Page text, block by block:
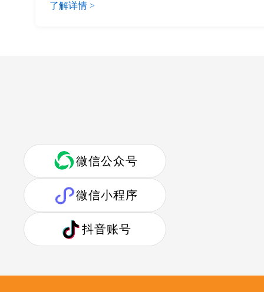
了解详情 >
微信公众号
微信小程序
抖音账号